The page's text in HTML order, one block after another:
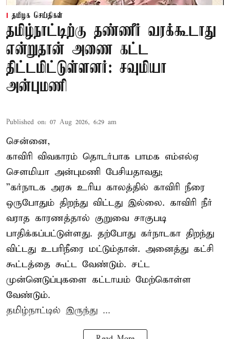
தமிழக செய்திகள்
தமிழ்நாட்டிற்கு தண்ணீர் வரக்கூடாது
என்றுதான் அணை கட்ட
திட்டமிட்டுள்ளனர்: சவுமியா
அன்புமணி
Published on: 07 Aug 2026, 6:29 am
சென்னை,
காவிரி விவகாரம் தொடர்பாக பாமக எம்எல்ஏ
சௌமியா அன்புமணி பேசியதாவது;
”கர்நாடக அரசு உரிய காலத்தில் காவிரி நீரை
ஒருபோதும் திறந்து விட்டது இல்லை. காவிரி நீர்
வராத காரணத்தால் குறுவை சாகுபடி
பாதிக்கப்பட்டுள்ளது. தற்போது கர்நாடகா திறந்து
விட்டது உபரிநீரை மட்டும்தான். அனைத்து கட்சி
கூட்டத்தை கூட்ட வேண்டும். சட்ட
முன்னெடுப்புகளை கட்டாயம் மேற்கொள்ள
வேண்டும்.
தமிழ்நாட்டில் இருந்து ...